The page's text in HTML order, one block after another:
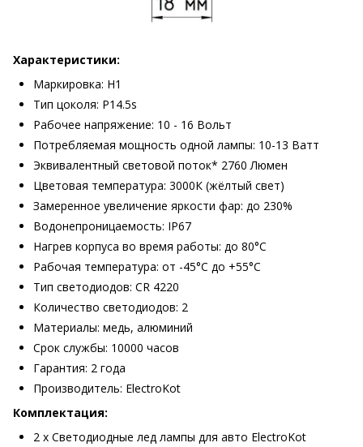
Характеристики:
Маркировка: Н1
Тип цоколя: P14.5s
Рабочее напряжение: 10 - 16 Вольт
Потребляемая мощность одной лампы: 10-13 Ватт
Эквивалентный световой поток* 2760 Люмен
Цветовая температура: 3000К (жёлтый свет)
Замеренное увеличение яркости фар: до 230%
Водонепроницаемость: IP67
Нагрев корпуса во время работы: до 80°С
Рабочая температура: от -45°С до +55°С
Тип светодиодов: CR 4220
Количество светодиодов: 2
Материалы: медь, алюминий
Срок службы: 10000 часов
Гарантия: 2 года
Производитель: ElectroKot
Комплектация:
2 х Светодиодные лед лампы для авто ElectroKot